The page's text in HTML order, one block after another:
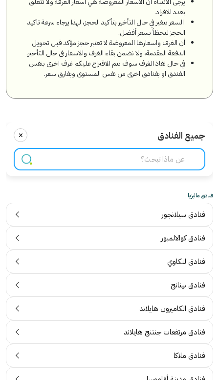
بعدد الافراد.
السعر يتغير في حال التأخير بتأكيد الحجز، لهذا يرجاء سرعة تاكيد
الحجز لتحظأ بسعر أفضل.
أن الغرف واسعارها المعروضة لا تعتبر حجز مؤكد قبل تحويل
الدفعة المقدمة، ولا نضمن بقاء الغرف والاسعار في حال التأخير.
في حال نفاذ الغرف سوف يتم الاقتراح عليكم غرف اخرى بنفس
الفندق او بفنادق اخرى من نفس المستوى وبفارق سعر.
جميع الفنادق ×
فنادق ماليزيا
فنادق سيلانجور
فنادق كوالالمبور
فنادق لنكاوي
فنادق بينانج
فنادق الكاميرون هايلاند
فنادق مرتفعات جنتنج هايلاند
فنادق ملاكا